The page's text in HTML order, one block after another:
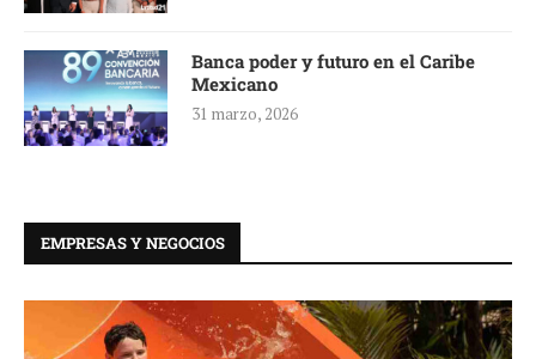
Banca poder y futuro en el Caribe
Mexicano
31 marzo, 2026
EMPRESAS Y NEGOCIOS